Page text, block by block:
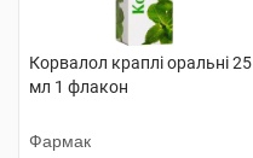
Корвалол краплі оральні 25
мл 1 флакон
Фармак